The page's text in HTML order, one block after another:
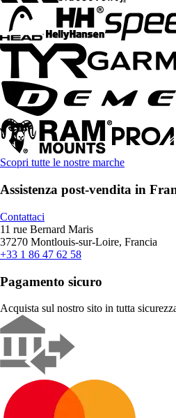
Scopri tutte le nostre marche
Assistenza post-vendita in
Contattaci
11 rue Bernard Maris
37270 Montlouis-sur-Loire, Francia
+33 1 86 47 62 58
Pagamento sicuro
Acquista sul nostro sito in tutta